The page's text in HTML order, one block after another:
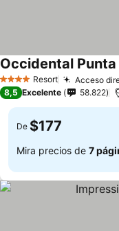
4 EstrellasResort Acceso
Occidental
8,5 Excelente 58.822
De $177
Mira precios de 7